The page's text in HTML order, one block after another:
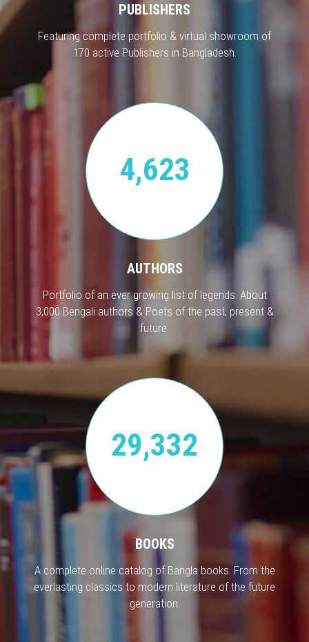
PUBLISHERS
Featuring complete portfolio & virtual showroom of
170 active Publishers in Bangladesh.
4,623
AUTHORS
Portfolio of an ever growing list of legends. About
3,000 Bengali authors & Poets of the past, present &
future.
29,332
BOOKS
A complete online catalog of Bangla books. From the
everlasting classics to modern literature of the future
generation.